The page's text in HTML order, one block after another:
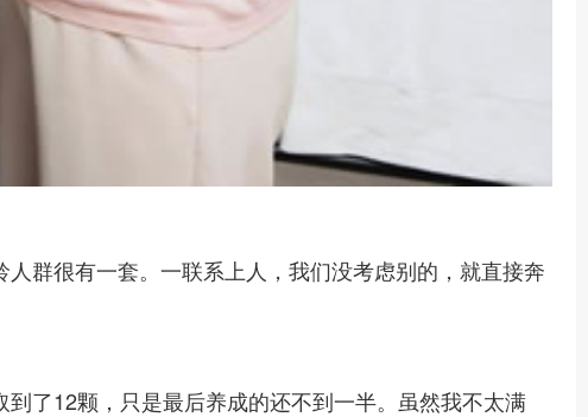
群很有一套。一联系上人，我们没考虑别的，就直接奔
了12颗，只是最后养成的还不到一半。虽然我不太满